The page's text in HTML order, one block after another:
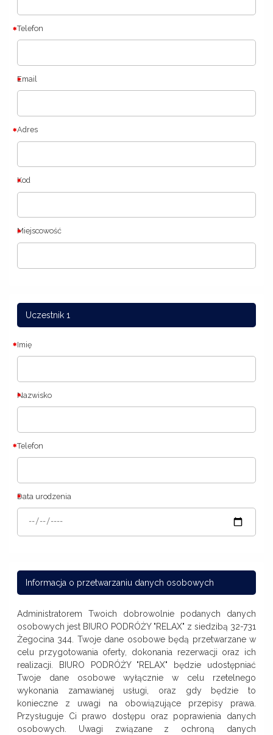
Telefon
Email
Adres
Kod
Miejscowość
Uczestnik 1
Imię
Nazwisko
Telefon
Data urodzenia
Informacja o przetwarzaniu danych osobowych
Administratorem Twoich dobrowolnie podanych danych
osobowych jest BIURO PODRÓŻY "RELAX" z siedzibą 32-731
Żegocina 344. Twoje dane osobowe będą przetwarzane w
celu przygotowania oferty, dokonania rezerwacji oraz ich
realizacji. BIURO PODRÓŻY "RELAX" będzie udostępniać
Twoje dane osobowe wyłącznie w celu rzetelnego
wykonania zamawianej usługi, oraz gdy będzie to
konieczne z uwagi na obowiązujące przepisy prawa.
Przysługuje Ci prawo dostępu oraz poprawienia danych
osobowych. Uwagi związane z ochroną danych